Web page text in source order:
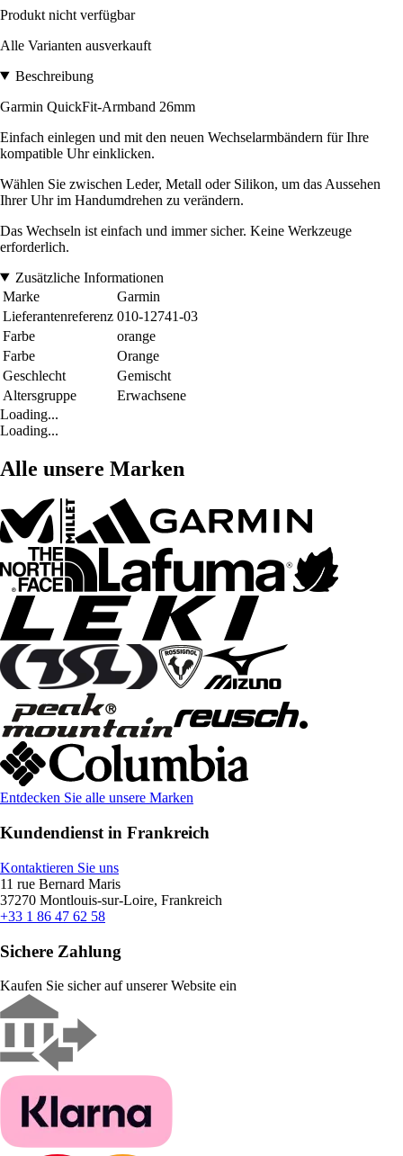
Produkt nicht verfügbar
Alle Varianten ausverkauft
Beschreibung
Garmin QuickFit-Armband 26mm
Einfach einlegen und mit den neuen Wechselarmbändern für Ihre
kompatible Uhr einklicken.
Wählen Sie zwischen Leder, Metall oder Silikon, um das Aussehen
Ihrer Uhr im Handumdrehen zu verändern.
Das Wechseln ist einfach und immer sicher. Keine Werkzeuge
erforderlich.
Zusätzliche Informationen
Marke
Garmin
Lieferantenreferenz 010-12741-03
Farbe
orange
Farbe
Orange
Geschlecht
Gemischt
Altersgruppe
Erwachsene
Loading...
Loading...
Alle unsere Marken
Entdecken Sie alle unsere Marken
Kundendienst in Frankreich
Kontaktieren Sie uns
11 rue Bernard Maris
37270 Montlouis-sur-Loire, Frankreich
+33 1 86 47 62 58
Sichere Zahlung
Kaufen Sie sicher auf unserer Website ein